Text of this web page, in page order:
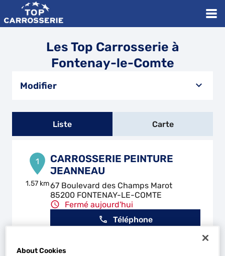
Les Top Carrosserie à
Fontenay-le-Comte
Modifier
Liste Carte
1
1.57 km
CARROSSERIE PEINTURE
JEANNEAU
67 Boulevard des Champs Marot
85200 FONTENAY-LE-COMTE
Fermé aujourd'hui
Téléphone
About Cookies